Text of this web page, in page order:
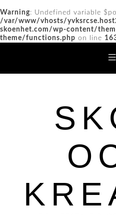
Warning: Undefined variable
/var/www/vhosts/
skoenhet.com/wp-content/
theme/functions.php on line